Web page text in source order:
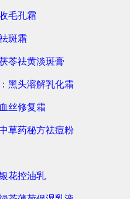
毛孔霜
斑霜
苓祛黄淡斑膏
黑头溶解乳化霜
丝修复霜
草药秘方祛痘粉
花控油乳